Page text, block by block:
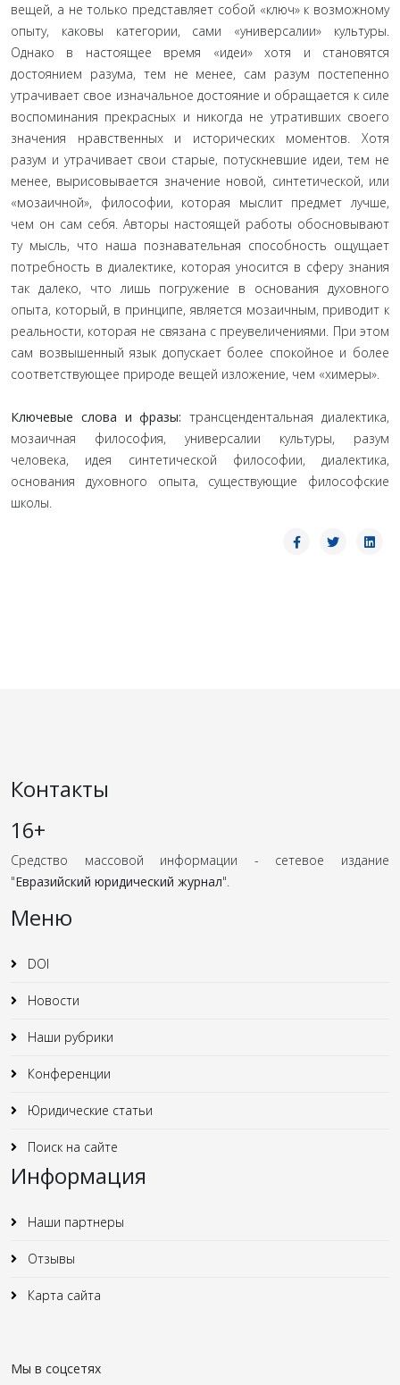
вещей, а не только представляет собой «ключ» к возможному
опыту, каковы категории, сами «универсалии» культуры.
Однако в настоящее время «идеи» хотя и становятся
достоянием разума, тем не менее, сам разум постепенно
утрачивает свое изначальное достояние и обращается к силе
воспоминания прекрасных и никогда не утративших своего
значения нравственных и исторических моментов. Хотя
разум и утрачивает свои старые, потускневшие идеи, тем не
менее, вырисовывается значение новой, синтетической, или
«мозаичной», философии, которая мыслит предмет лучше,
чем он сам себя. Авторы настоящей работы обосновывают
ту мысль, что наша познавательная способность ощущает
потребность в диалектике, которая уносится в сферу знания
так далеко, что лишь погружение в основания духовного
опыта, который, в принципе, является мозаичным, приводит к
реальности, которая не связана с преувеличениями. При этом
сам возвышенный язык допускает более спокойное и более
соответствующее природе вещей изложение, чем «химеры».
Ключевые слова и фразы:трансцендентальная диалектика,
мозаичная философия, универсалии культуры, разум
человека, идея синтетической философии, диалектика,
основания духовного опыта, существующие философские
школы.
Контакты
16+
Средство массовой информации - сетевое издание
"Евразийский юридический журнал".
Меню
DOI
Новости
Наши рубрики
Конференции
Юридические статьи
Поиск на сайте
Информация
Наши партнеры
Отзывы
Карта сайта
Мы в соцсетях